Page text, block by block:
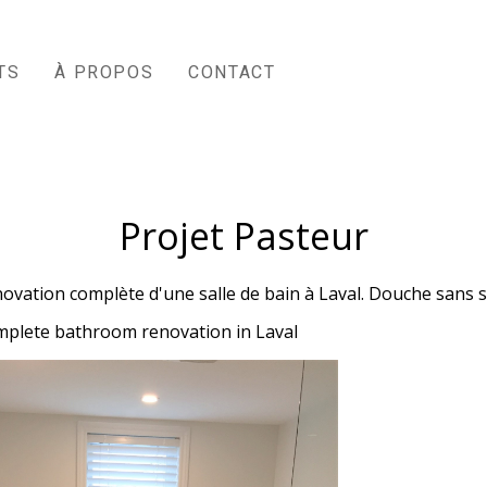
À PROPOS CONTACT
Projet Pasteur
complète d'une salle de bain à Laval. Douche sans
bathroom renovation in Laval